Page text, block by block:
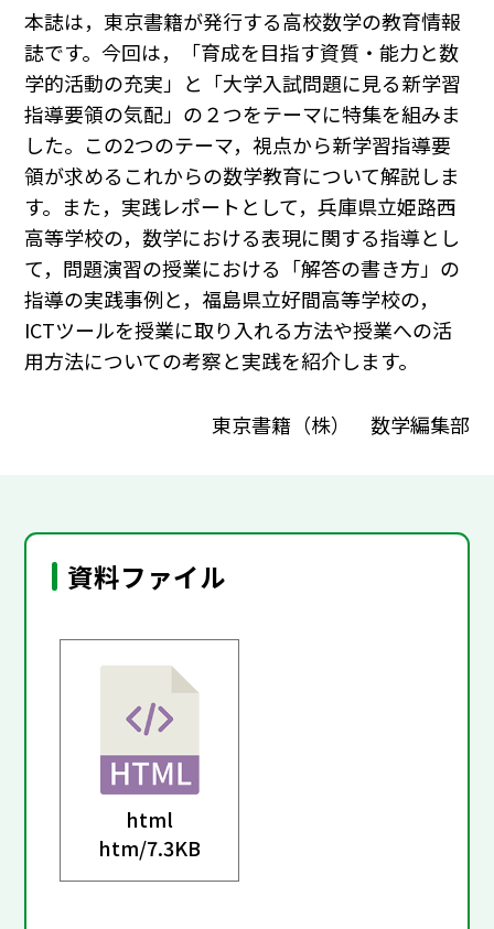
本誌は，東京書籍が発行する高校数学の教育情報
誌です。今回は，「育成を目指す資質・能力と数
学的活動の充実」と「大学入試問題に見る新学習
指導要領の気配」の２つをテーマに特集を組みま
した。この2つのテーマ，視点から新学習指導要
領が求めるこれからの数学教育について解説しま
す。また，実践レポートとして，兵庫県立姫路西
高等学校の，数学における表現に関する指導とし
て，問題演習の授業における「解答の書き方」の
指導の実践事例と，福島県立好間高等学校の，
ICTツールを授業に取り入れる方法や授業への活
用方法についての考察と実践を紹介します。
東京書籍（株） 数学編集部
資料ファイル
html
htm/7.3KB